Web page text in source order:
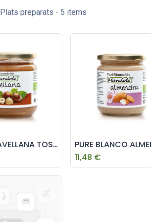
Plats preparats - 5 items
PURE DE AVELLANA TOSTADA MANDOLE 325g
11,48 €